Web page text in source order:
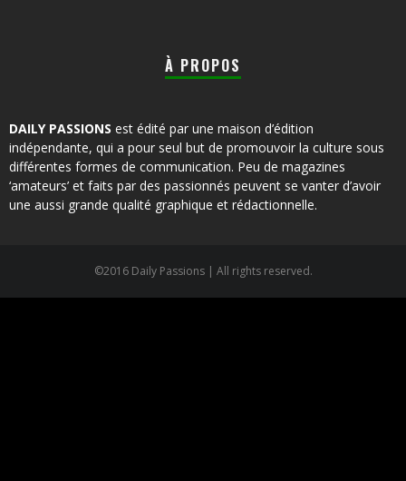
À PROPOS
DAILY PASSIONS est édité par une maison d’édition
indépendante, qui a pour seul but de promouvoir la culture sous
différentes formes de communication. Peu de magazines
‘amateurs’ et faits par des passionnés peuvent se vanter d’avoir
une aussi grande qualité graphique et rédactionnelle.
©2016 Daily Passions | All rights reserved.